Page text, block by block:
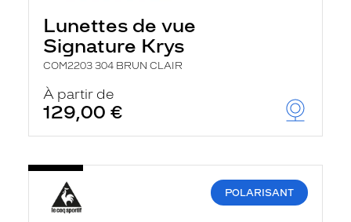
Lunettes de vue
Signature Krys
COM2203 304 BRUN CLAIR
À partir de
129,00 €
POLARISANT